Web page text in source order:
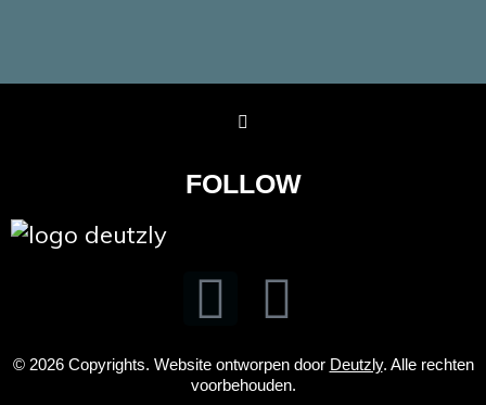
FOLLOW
© 2026 Copyrights. Website ontworpen door Deutzly. Alle rechten
voorbehouden.